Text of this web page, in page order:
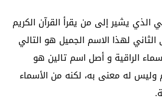
يشير إلى من يقرأ القرآن الكريم
لهذا الاسم الجميل هو التالي
الراقية و أصل اسم تالين هو
وليس له معنى به، لكنه من الأسماء